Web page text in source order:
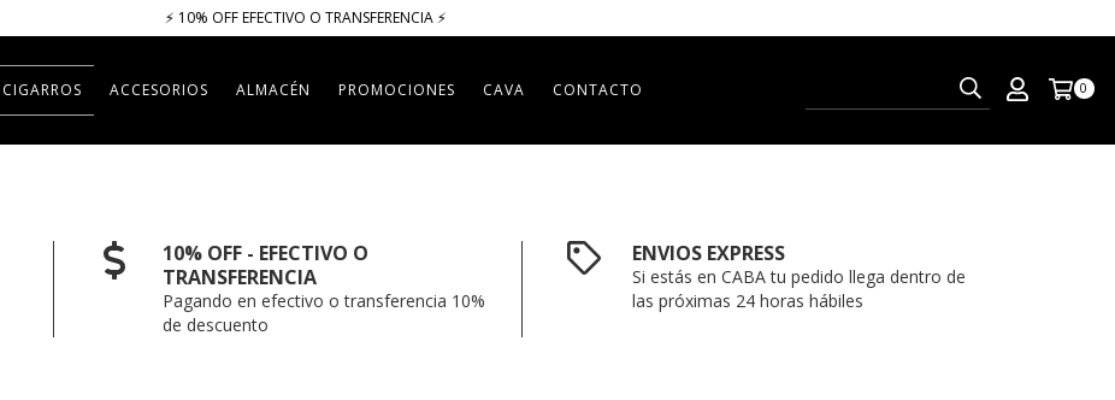
⚡​​​ 10% OFF EFECTIVO O TRANSFERENCIA ⚡​
CIGARROS ACCESORIOS ALMACÉN PROMOCIONES CAVA CONTACTO 0
10% OFF - EFECTIVO O
TRANSFERENCIA
Pagando en efectivo o transferencia 10%
de descuento
ENVIOS EXPRESS
Si estás en CABA tu pedido llega dentro de
las próximas 24 horas hábiles